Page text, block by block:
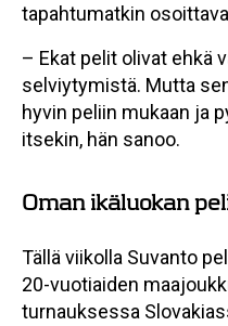
tapahtumatkin
– Ekat pelit olivat ehkä
selviytymistä. Mutta
hyvin peliin mukaan ja
itsekin, hän sanoo.
Oman ikäluokan
Tällä viikolla Suvanto
20-vuotiaiden
turnauksessa